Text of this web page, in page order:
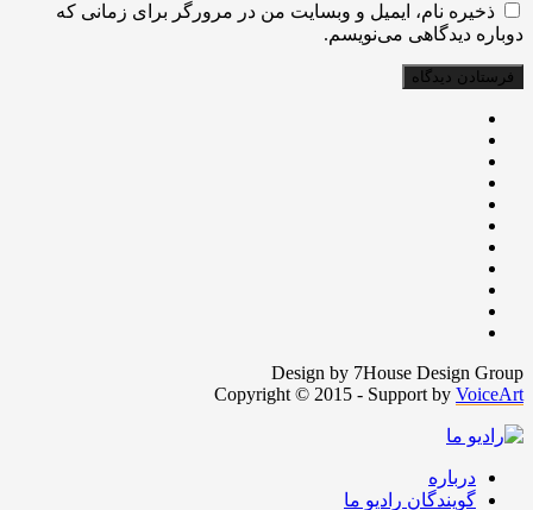
ذخیره نام، ایمیل و وبسایت من در مرورگر برای زمانی که
دوباره دیدگاهی می‌نویسم.
Design by 7House Design Group
Copyright © 2015 - Support by VoiceArt
درباره
گویندگان رادیو ما